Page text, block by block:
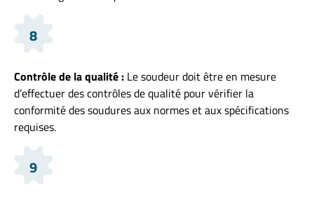
8
Contrôle de la qualité : Le soudeur doit être en mesure
d’effectuer des contrôles de qualité pour vérifier la
conformité des soudures aux normes et aux spécifications
requises.
9